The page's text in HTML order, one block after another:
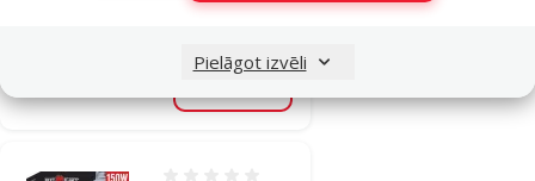
Pielāgot izvēli
Pievienot grozam